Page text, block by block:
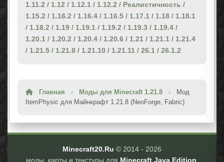
1.11.2 / 1.12 / 1.12.1 / 1.12.2 / Реалистичность /
1.15.2 / 1.16.2 / 1.16.4 / 1.16.5 / 1.17.1 / 1.18 / 1.18.1
/ 1.18.2 / 1.19 / 1.19.1 / 1.19.2 / 1.19.3 / 1.19.4 /
1.20.1 / 1.20.2 / 1.20.4 / 1.20.6 / 1.21 / 1.21.1 / 1.21.4
/ 1.21.5 / 1.21.8 / 1.21.10 / 1.21.11 / 26.1 / 26.1.2
Главная › Моды для Minecraft 1.21.8 ›
Мод
ItemPhysic для Майнкрафт 1.21.8 (NeoForge, Fabric)
Minecraft20.Ru © 2014 - 2026
моды, карты и текстуры для Minecraft Java Edition